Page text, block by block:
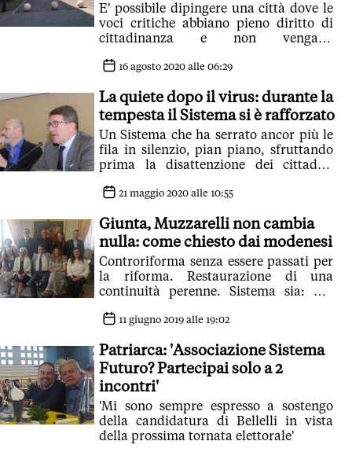
E' possibile dipingere una città dove le
voci critiche abbiano pieno diritto di
cittadinanza e non vengano
fasciste' se di centrodestra, ?rancorose'
immediatamente classificabili
16 agosto 2020 alle 06:29
La quiete dopo il virus: durante la
tempesta il Sistema si è rafforzato
Un Sistema che ha serrato ancor più le
fila in silenzio, pian piano, sfruttando
prima la disattenzione dei cittadini
dei cittadini frutto del fervore della
21 maggio 2020 alle 10:55
Giunta, Muzzarelli non cambia
nulla: come chiesto dai modenesi
Controriforma senza essere passati per
la riforma. Restaurazione di una
continuità perenne. Sistema sia: per
11 giugno 2019 alle 19:02
Patriarca: 'Associazione Sistema
Futuro? Partecipai solo a 2
incontri'
'Mi sono sempre espresso a sostengo
della candidatura di Bellelli in vista
della prossima tornata elettorale'